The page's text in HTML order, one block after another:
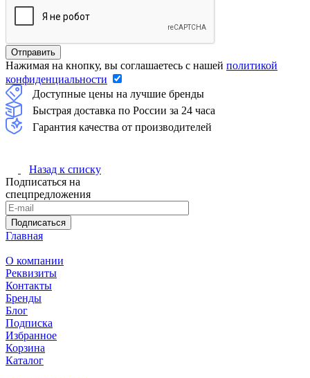
Нажимая на кнопку, вы соглашаетесь с нашей политикой
конфиденциальности
Доступные цены на лучшие бренды
Быстрая доставка по России за 24 часа
Гарантия качества от производителей
Назад к списку
Подписаться на
спецпредложения
Подписаться
Главная
О компании
Реквизиты
Контакты
Бренды
Блог
Подписка
Избранное
Корзина
Каталог